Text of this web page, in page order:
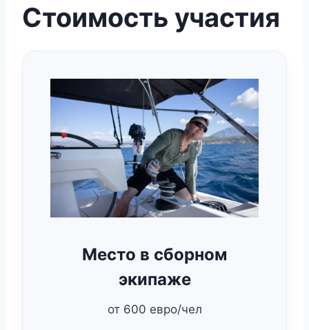
Стоимость участия
Место в сборном
экипаже
от 600 евро/чел